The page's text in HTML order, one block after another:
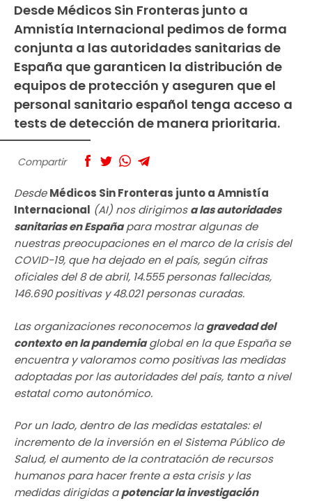
Desde Médicos Sin Fronteras junto a
Amnistía Internacional pedimos de forma
conjunta a las autoridades sanitarias de
España que garanticen la distribución de
equipos de protección y aseguren que el
personal sanitario español tenga acceso a
tests de detección de manera prioritaria.
Compartir
DesdeMédicos Sin Fronteras junto a Amnistía
Internacional (AI) nos dirigimosa las autoridades
sanitarias en Españapara mostrar algunas de
nuestras preocupaciones en el marco de la crisis del
COVID-19, que ha dejado en el país, según cifras
oficiales del 8 de abril, 14.555 personas fallecidas,
146.690 positivas y 48.021 personas curadas.
Las organizaciones reconocemos lagravedad del
contexto en la pandemiaglobal en la que España se
encuentra y valoramos como positivas las medidas
adoptadas por las autoridades del país, tanto a nivel
estatal como autonómico.
Por un lado, dentro de las medidas estatales: el
incremento de la inversión en el Sistema Público de
Salud, el aumento de la contratación de recursos
humanos para hacer frente a esta crisis y las
medidas dirigidas apotenciar la investigación